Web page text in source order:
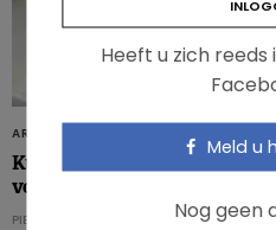
ARTIKELS
Kunnen flavonoïden in selderij
voorkomen?
PIERRE PÉROCHON
Heeft u zich
Meld u
Nog geen